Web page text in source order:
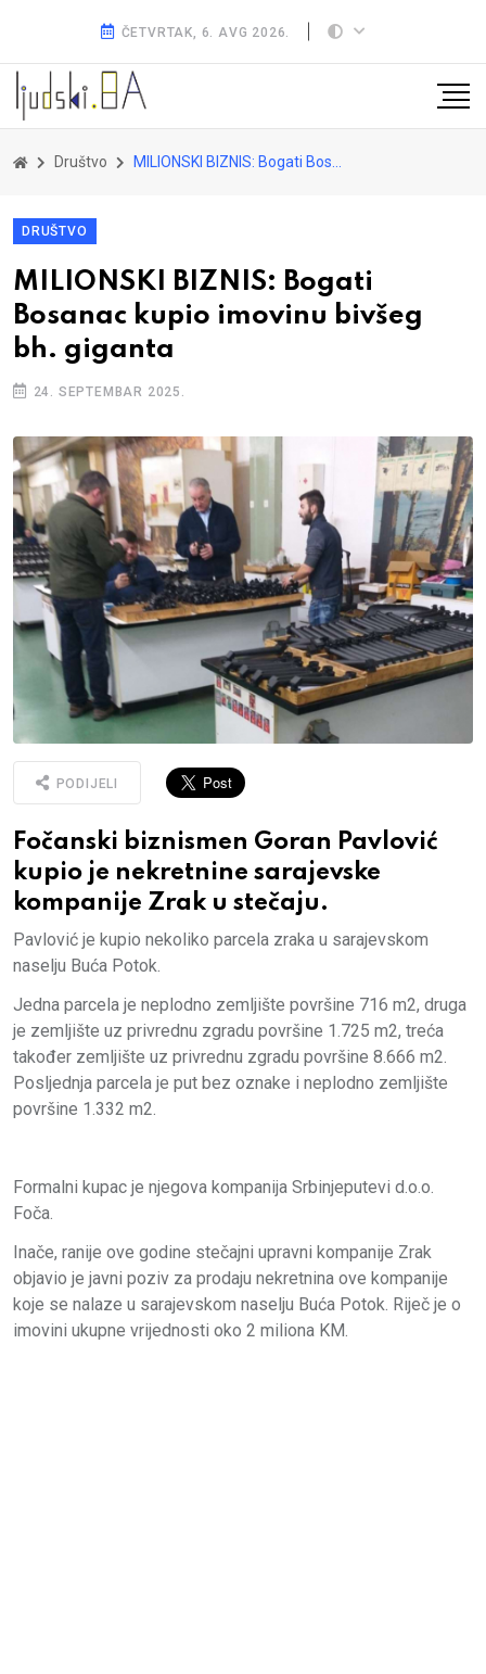
ČETVRTAK, 6. AVG 2026.
Društvo MILIONSKI BIZNIS: Bogati Bosanac kupio imovinu bivšeg bh. giganta
DRUŠTVO
MILIONSKI BIZNIS: Bogati
Bosanac kupio imovinu bivšeg
bh. giganta
24. SEPTEMBAR 2025.
PODIJELI
Fočanski biznismen Goran Pavlović
kupio je nekretnine sarajevske
kompanije Zrak u stečaju.
Pavlović je kupio nekoliko parcela zraka u sarajevskom
naselju Buća Potok.
Jedna parcela je neplodno zemljište površine 716 m2, druga
je zemljište uz privrednu zgradu površine 1.725 m2, treća
također zemljište uz privrednu zgradu površine 8.666 m2.
Posljednja parcela je put bez oznake i neplodno zemljište
površine 1.332 m2.
Formalni kupac je njegova kompanija Srbinjeputevi d.o.o.
Foča.
Inače, ranije ove godine stečajni upravni kompanije Zrak
objavio je javni poziv za prodaju nekretnina ove kompanije
koje se nalaze u sarajevskom naselju Buća Potok. Riječ je o
imovini ukupne vrijednosti oko 2 miliona KM.